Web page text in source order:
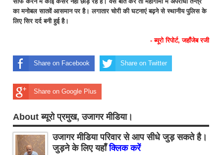
का मनोबल सातवें आसमान पर है। लगातार चोरी की घटनाएं बढ़ने से स्थानीय पुलिस के
लिए सिर दर्द बनी हुई है।
- ब्यूरो रिपोर्ट, जहाँजेब रजी
Share on Facebook Share on Twitter
Share on Google Plus
About ब्यूरो प्रमुख, उजागर मीडिया।
उजागर मीडिया परिवार से आप सीधे जुड़ सकते है।
जुड़ने के लिए यहाँक्लिक करें